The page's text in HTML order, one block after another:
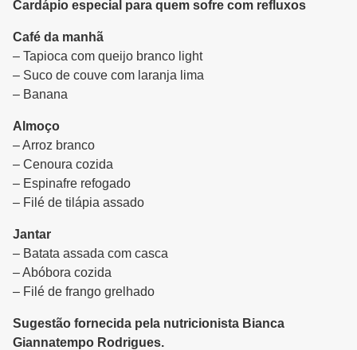
Cardápio especial para quem sofre com refluxos
Café da manhã
– Tapioca com queijo branco light
– Suco de couve com laranja lima
– Banana
Almoço
– Arroz branco
– Cenoura cozida
– Espinafre refogado
– Filé de tilápia assado
Jantar
– Batata assada com casca
– Abóbora cozida
– Filé de frango grelhado
Sugestão fornecida pela nutricionista Bianca
Giannatempo Rodrigues.